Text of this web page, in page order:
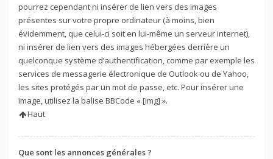
pourrez cependant ni insérer de lien vers des images
présentes sur votre propre ordinateur (à moins, bien
évidemment, que celui-ci soit en lui-même un serveur internet),
ni insérer de lien vers des images hébergées derrière un
quelconque système d’authentification, comme par exemple les
services de messagerie électronique de Outlook ou de Yahoo,
les sites protégés par un mot de passe, etc. Pour insérer une
image, utilisez la balise BBCode « [img] ».
Haut
Que sont les annonces générales ?